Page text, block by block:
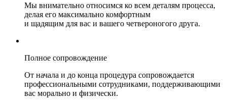
Мы внимательно относимся ко всем деталям процесса,
делая его максимально комфортным
и щадящим для вас и вашего четвероногого друга.
Полное сопровождение
От начала и до конца процедура сопровождается
профессиональными сотрудниками, поддерживающими
вас морально и физически.